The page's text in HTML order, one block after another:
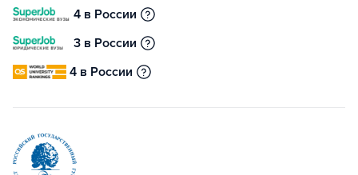
4 в России
3 в России
4 в России